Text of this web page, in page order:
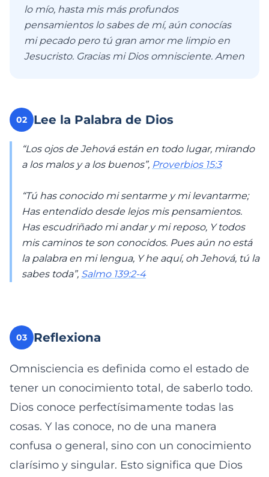
lo mío, hasta mis más profundos
pensamientos lo sabes de mí, aún conocías
mi pecado pero tú gran amor me limpio en
Jesucristo. Gracias mi Dios omnisciente. Amen
02 Lee la Palabra de Dios
“Los ojos de Jehová están en todo lugar, mirando
a los malos y a los buenos”, Proverbios 15:3
“Tú has conocido mi sentarme y mi levantarme;
Has entendido desde lejos mis pensamientos.
Has escudriñado mi andar y mi reposo, Y todos
mis caminos te son conocidos. Pues aún no está
la palabra en mi lengua, Y he aquí, oh Jehová, tú la
sabes toda”, Salmo 139:2-4
03 Reflexiona
Omnisciencia es definida como el estado de
tener un conocimiento total, de saberlo todo.
Dios conoce perfectísimamente todas las
cosas. Y las conoce, no de una manera
confusa o general, sino con un conocimiento
clarísimo y singular. Esto significa que Dios